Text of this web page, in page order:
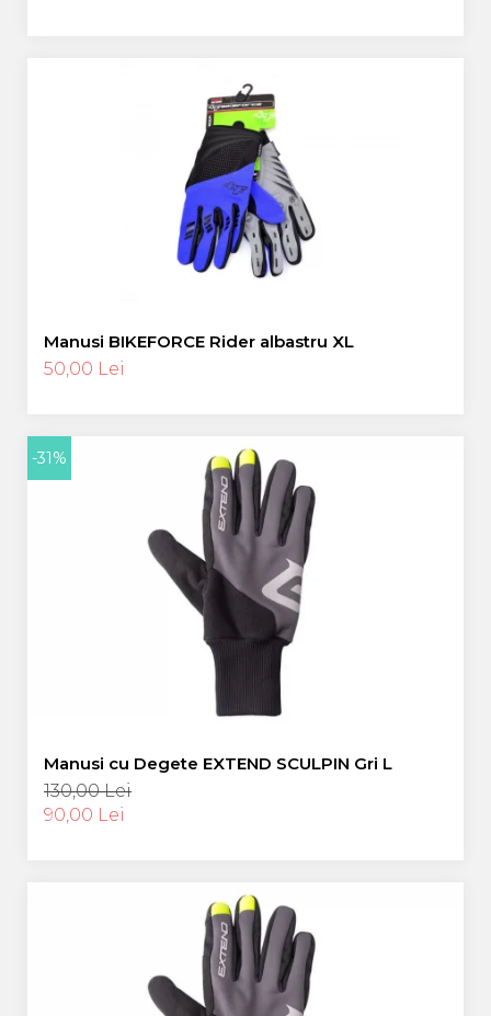
Manusi BIKEFORCE Rider albastru XL
50,00 Lei
-31%
Manusi cu Degete EXTEND SCULPIN Gri L
130,00 Lei
90,00 Lei